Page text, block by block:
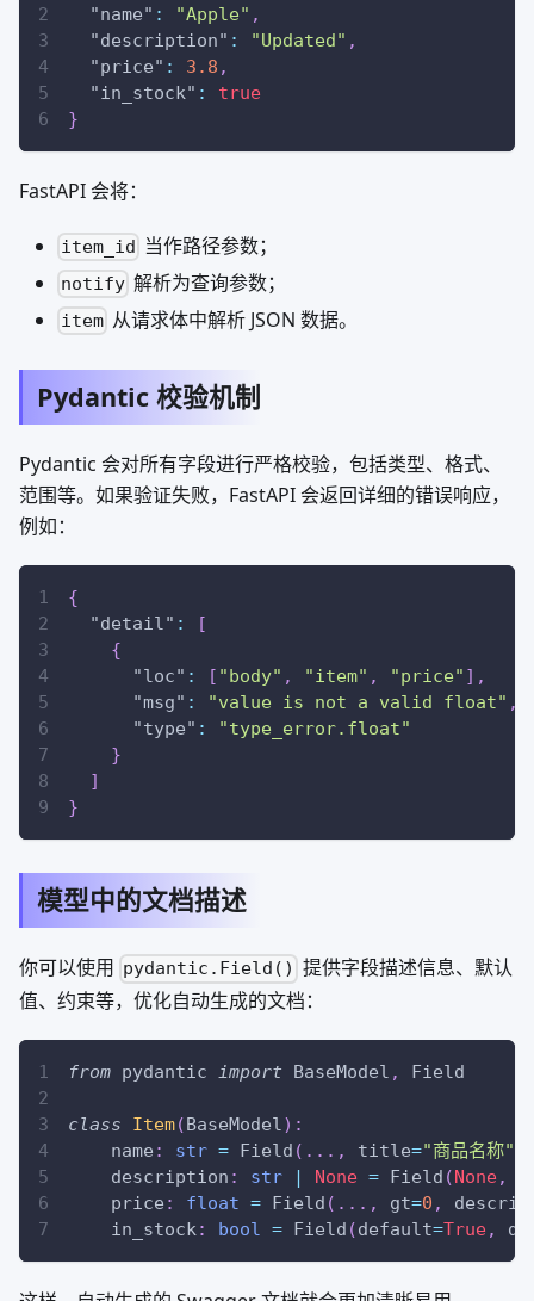
"name" : "Apple" ,
"description" : "Updated" ,
"price" : 3.8 ,
"in_stock" :
true
}
FastAPI 会将：
item_id 当作路径参数；
notify 解析为查询参数；
item 从请求体中解析 JSON 数据。
Pydantic 校验机制
Pydantic 会对所有字段进行严格校验，包括类型、格式、
范围等。如果验证失败，FastAPI 会返回详细的错误响应，
例如：
{
"detail" :
[
{
"loc" : [ "body" , "item" , "price" ] ,
"msg" : "value is not a valid float" ,
"type" :
"type_error.float"
}
]
}
模型中的文档描述
你可以使用 pydantic.Field() 提供字段描述信息、默认
值、约束等，优化自动生成的文档：
from pydantic import BaseModel , Field
class Item(BaseModel ) :
    name
: str = Field ( . . . , title="商品名称"
    description
: str | None = Field (None,
    price
: float = Field ( . . . , gt=0 ,
    in_stock
: bool = Field (default=True,